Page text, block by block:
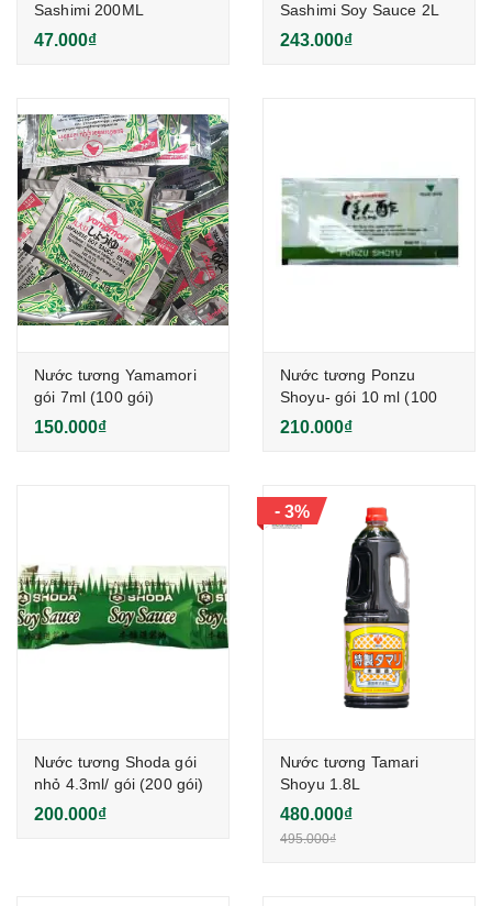
Sashimi 200ML
47.000₫
Sashimi Soy Sauce 2L
243.000₫
Nước tương Yamamori
gói 7ml (100 gói)
150.000₫
Nước tương Ponzu
Shoyu- gói 10 ml (100
gói)
210.000₫
Nước tương Shoda gói
nhỏ 4.3ml/ gói (200 gói)
200.000₫
- 3%
Nước tương Tamari
Shoyu 1.8L
480.000₫
495.000₫